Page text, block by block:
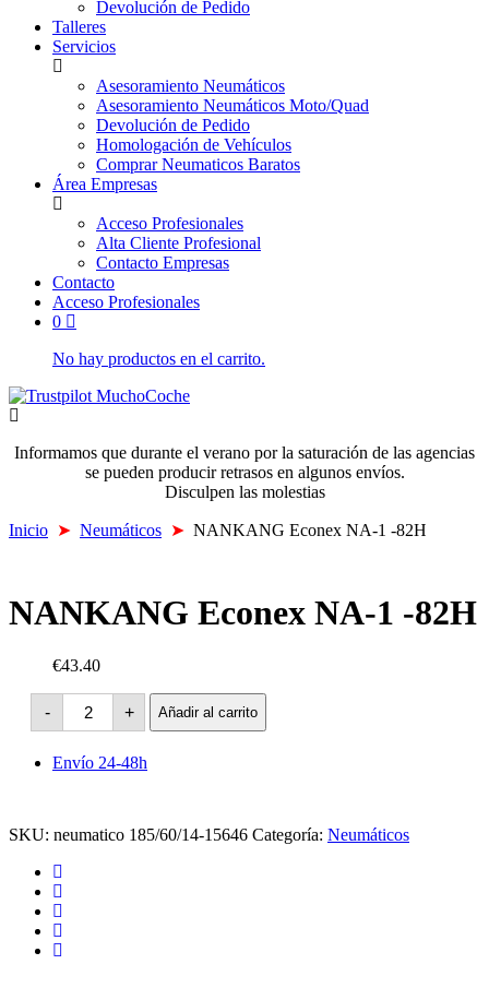
Devolución de Pedido
Talleres
Servicios
Asesoramiento Neumáticos
Asesoramiento Neumáticos Moto/Quad
Devolución de Pedido
Homologación de Vehículos
Comprar Neumaticos Baratos
Área Empresas
Acceso Profesionales
Alta Cliente Profesional
Contacto Empresas
Contacto
Acceso Profesionales
0
No hay productos en el carrito.
Informamos que durante el verano por la saturación de las agencias
se pueden producir retrasos en algunos envíos.
Disculpen las molestias
Inicio ➤ Neumáticos ➤ NANKANG Econex NA-1 -82H
NANKANG Econex NA-1 -82H
€43.40
-
NANKANG
Econex
NA-
-82H
+ Añadir al carrito
Envío 24-48h
SKU: neumatico 185/60/14-15646 Categoría: Neumáticos